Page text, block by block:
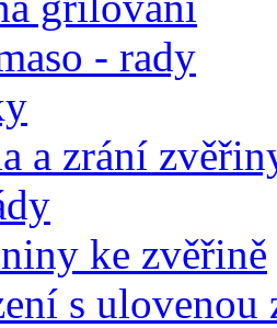
- rady
a zrání
ke zvěřině
s ulovenou